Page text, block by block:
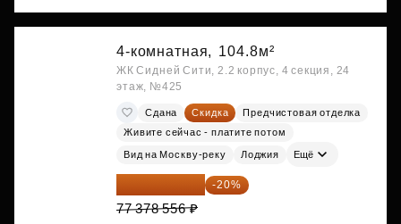
4-комнатная, 104.8м²
ЖК Сидней Сити, 2.2 корпус, 4 секция, 24
этаж, №425
Сдана Скидка
Предчистовая отделка
Живите сейчас - платите потом
Вид на Москву-реку Лоджия Ещё
61 902 845 ₽ -20%
77 378 556 ₽